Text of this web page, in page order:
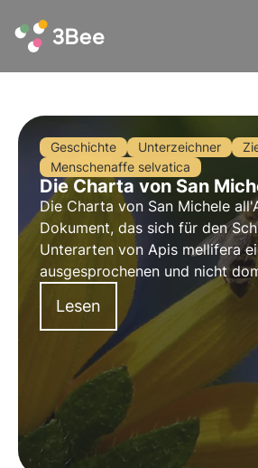
Geschichte Unterzeichner
Menschenaffe selvatica
Die Charta von San
Die Charta von San Michele
Dokument, das sich für den
Unterarten von Apis mellifera
ausgesprochenen und nicht
Insekt, das eine grundlegende
Erhaltung der biologischen
Entdecken Sie die
Ziele der Charta von San
Artikel.
Lesen